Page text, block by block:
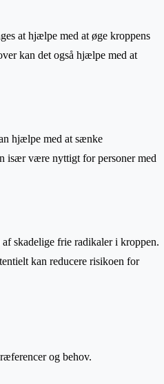
at hjælpe med at øge kroppens
kan det også hjælpe med at
hjælpe med at sænke
især være nyttigt for personer med
skadelige frie radikaler i kroppen.
kan reducere risikoen for
og behov.